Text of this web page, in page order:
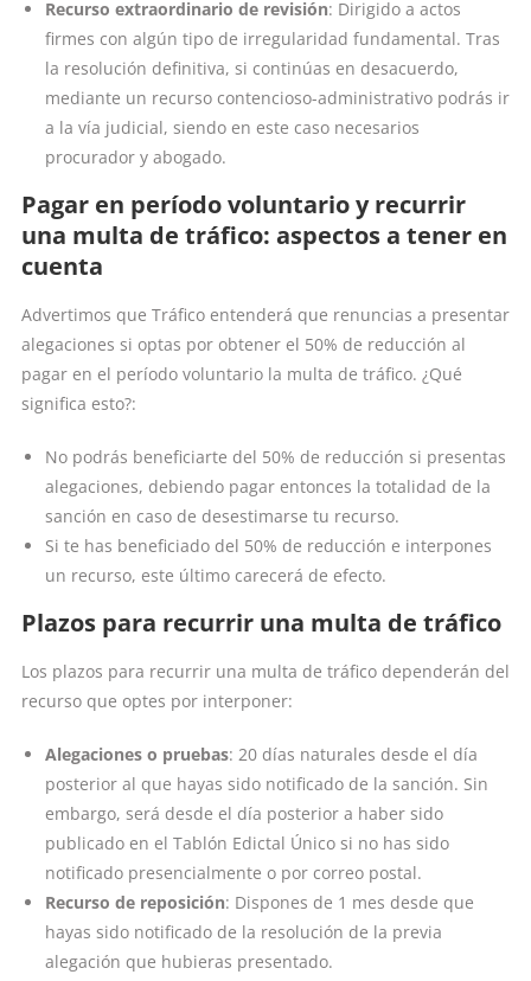
Recurso extraordinario de revisión: Dirigido a actos
firmes con algún tipo de irregularidad fundamental. Tras
la resolución definitiva, si continúas en desacuerdo,
mediante un recurso contencioso-administrativo podrás ir
a la vía judicial, siendo en este caso necesarios
procurador y abogado.
Pagar en período voluntario y recurrir
una multa de tráfico: aspectos a tener en
cuenta
Advertimos que Tráfico entenderá que renuncias a presentar
alegaciones si optas por obtener el 50% de reducción al
pagar en el período voluntario la multa de tráfico. ¿Qué
significa esto?:
No podrás beneficiarte del 50% de reducción si presentas
alegaciones, debiendo pagar entonces la totalidad de la
sanción en caso de desestimarse tu recurso.
Si te has beneficiado del 50% de reducción e interpones
un recurso, este último carecerá de efecto.
Plazos para recurrir una multa de tráfico
Los plazos para recurrir una multa de tráfico dependerán del
recurso que optes por interponer:
Alegaciones o pruebas: 20 días naturales desde el día
posterior al que hayas sido notificado de la sanción. Sin
embargo, será desde el día posterior a haber sido
publicado en el Tablón Edictal Único si no has sido
notificado presencialmente o por correo postal.
Recurso de reposición: Dispones de 1 mes desde que
hayas sido notificado de la resolución de la previa
alegación que hubieras presentado.